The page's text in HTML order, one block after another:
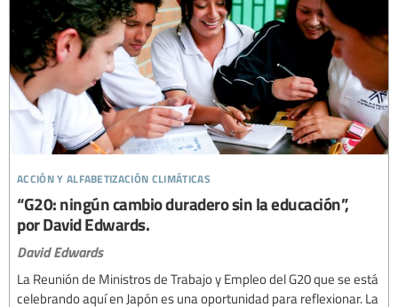
acción y alfabetización climáticas
“G20: ningún cambio duradero sin la educación”,
por David Edwards.
David Edwards
La Reunión de Ministros de Trabajo y Empleo del G20 que se está
celebrando aquí en Japón es una oportunidad para reflexionar. La